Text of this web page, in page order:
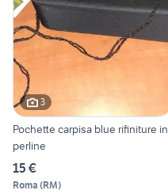
3
Pochette carpisa blue rifiniture in
perline
15 €
Roma (RM)